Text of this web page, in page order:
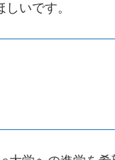
いです。